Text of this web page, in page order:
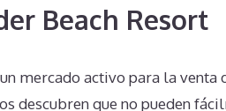
Beach Resort
mercado activo para la venta
descubren que no pueden